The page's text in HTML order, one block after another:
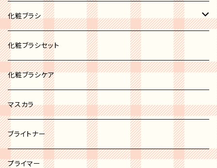
リップスティック
リップグロス
リップバーム
リップライナー
化粧ブラシ
ブラシセット
カブキブラシ
シャドウブラシ
チーク＆パウダーブラシ
ファンデーションブラシ
化粧ブラシセット
化粧ブラシケア
マスカラ
ブライトナー
プライマー